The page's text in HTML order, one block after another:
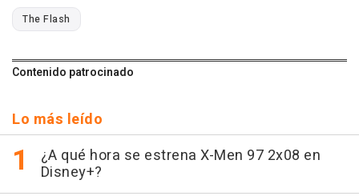
The Flash
Contenido patrocinado
Lo más leído
¿A qué hora se estrena X-Men 97 2x08 en
Disney+?